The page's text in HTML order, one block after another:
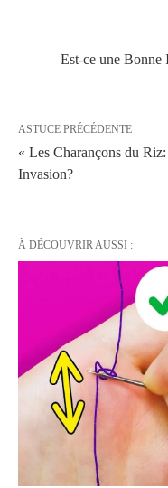
Est-ce une Bonne
ASTUCE PRÉCÉDENTE
« Les Charançons du
Invasion?
À DÉCOUVRIR AUSSI :